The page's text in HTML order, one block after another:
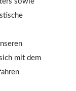
mit dem